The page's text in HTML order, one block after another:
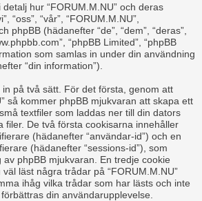
hur “FORUM.M.NU” och deras
“oss”, “vår”, “FORUM.M.NU”,
phpBB (hädanefter “de”, “dem”, “deras”,
“phpBB Limited”, “phpBB
som samlas in under din användning
“din information”).
på två sätt. För det första, genom att
så kommer phpBB mjukvaran att skapa ett
textfiler som laddas ner till din dators
filer. De två första cookisarna innehåller
(hädanefter “användar-id”) och en
(hädanefter “sessions-id”), som
phpBB mjukvaran. En tredje cookie
läst några trådar på “FORUM.M.NU”
ihåg vilka trådar som har lästs och inte
din användarupplevelse.